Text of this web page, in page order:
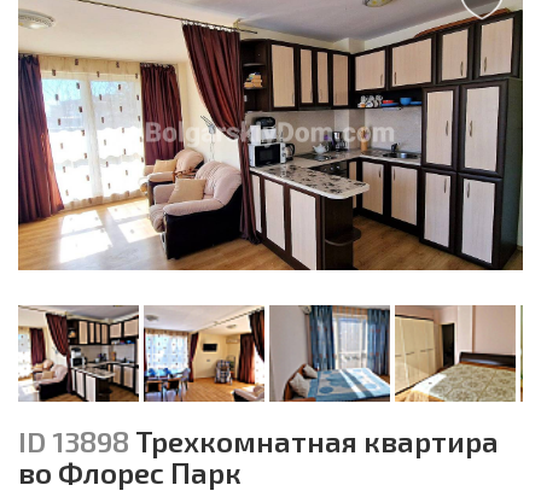
ID 13898 Трехкомнатная квартира
во Флорес Парк